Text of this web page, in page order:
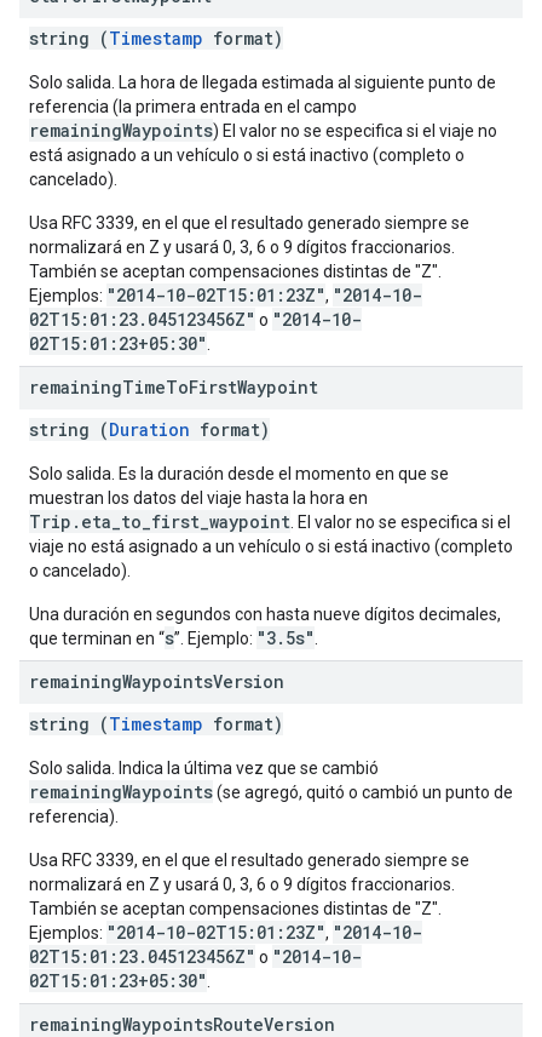
string (Timestamp format)
Solo salida. La hora de llegada estimada al siguiente punto de
referencia (la primera entrada en el campo
remainingWaypoints) El valor no se especifica si el viaje no
está asignado a un vehículo o si está inactivo (completo o
cancelado).
Usa RFC 3339, en el que el resultado generado siempre se
normalizará en Z y usará 0, 3, 6 o 9 dígitos fraccionarios.
También se aceptan compensaciones distintas de "Z".
Ejemplos: "2014-10-02T15:01:23Z", "2014-10-
02T15:01:23.045123456Z" o "2014-10-
02T15:01:23+05:30"
remainingTimeToFirstWaypoint
string (Duration format)
Solo salida. Es la duración desde el momento en que se
muestran los datos del viaje hasta la hora en
Trip.eta_to_first_waypoint . El valor no se especifica si el
viaje no está asignado a un vehículo o si está inactivo (completo
o cancelado).
Una duración en segundos con hasta nueve dígitos decimales,
que terminan en “s”. Ejemplo: "3.5s"
remainingWaypointsVersion
string (Timestamp format)
Solo salida. Indica la última vez que se cambió
remainingWaypoints(se agregó, quitó o cambió un punto de
referencia).
Usa RFC 3339, en el que el resultado generado siempre se
normalizará en Z y usará 0, 3, 6 o 9 dígitos fraccionarios.
También se aceptan compensaciones distintas de "Z".
Ejemplos: "2014-10-02T15:01:23Z", "2014-10-
02T15:01:23.045123456Z" o "2014-10-
02T15:01:23+05:30"
remainingWaypointsRouteVersion